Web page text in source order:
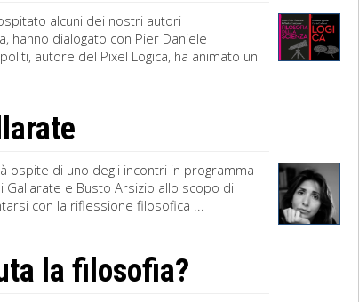
alcuni dei nostri autori
hanno dialogato con Pier Daniele
autore del Pixel Logica, ha animato un
ospite di uno degli incontri in programma
Gallarate e Busto Arsizio allo scopo di
con la riflessione filosofica ...
la filosofia?